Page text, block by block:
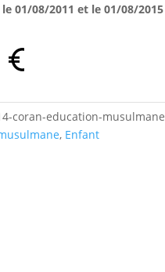
01/08/2011 et le 01/08/2015
€
coran-education-musulmane
, Enfant